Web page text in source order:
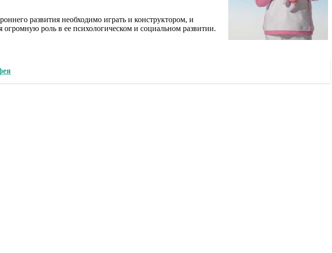
развития необходимо играть и конструктором, и
роль в ее психологическом и социальном развитии.